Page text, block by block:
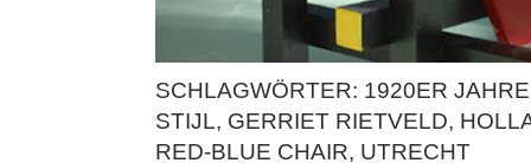
SCHLAGWÖRTER: 1920ER JAHRE
STIJL, GERRIET RIETVELD,
RED-BLUE CHAIR, UTRECHT